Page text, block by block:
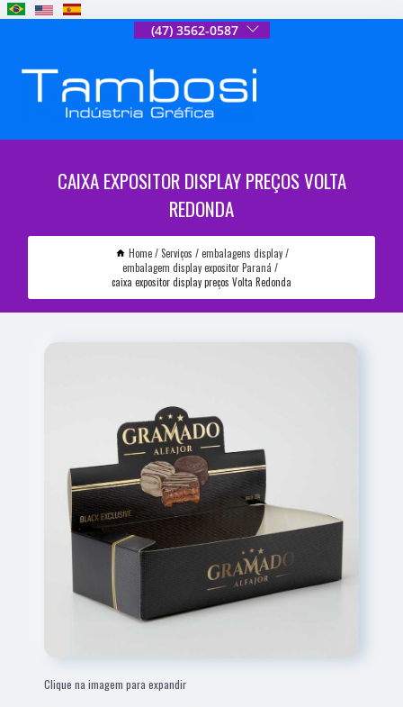
(47) 3562-0587
CAIXA EXPOSITOR DISPLAY PREÇOS VOLTA
REDONDA
Home Serviços
embalagens display
embalagem display expositor Paraná
caixa expositor display preços Volta Redonda
Clique na imagem para expandir